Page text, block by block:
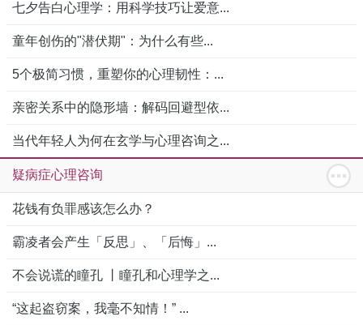
七夕告白心理学：用科学技巧让爱意...
童年创伤的"潜伏期"：为什么有些...
5个极简习惯，重塑你的心理韧性：...
亲密关系中的隐形墙：解码回避型依...
当代年轻人为何在玄学与心理咨询之...
疑病症心理咨询
花钱有负罪感该怎么办？
霸凌者会产生「反思」、「后悔」...
不会说谎的瞳孔 丨瞳孔和心理学之...
“这起盗窃案，我毫不知情！” ...